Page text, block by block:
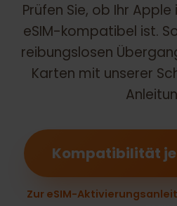
Prüfen Sie, ob Ihr Apple
eSIM-kompatibel ist.
reibungslosen
Karten mit unserer
Kompatibilität
Zur eSIM-